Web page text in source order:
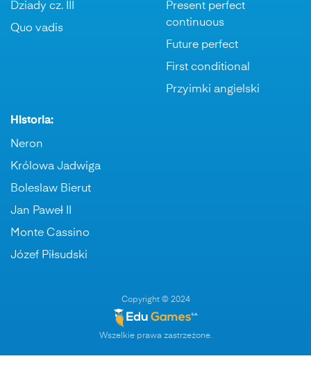
Dziady cz. III
Quo vadis
Present perfect
continuous
Future perfect
First conditional
Przyimki angielski
Historia:
Neron
Królowa Jadwiga
Boleslaw Bierut
Jan Paweł II
Monte Cassino
Józef Piłsudski
Copyright © 2024
Wszelkie prawa zastrzeżone.